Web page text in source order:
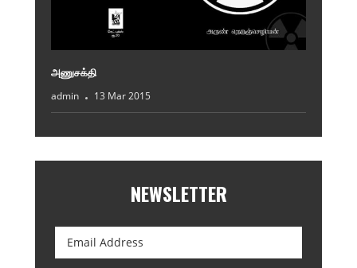
அணுசக்தி
admin 13 Mar 2015
NEWSLETTER